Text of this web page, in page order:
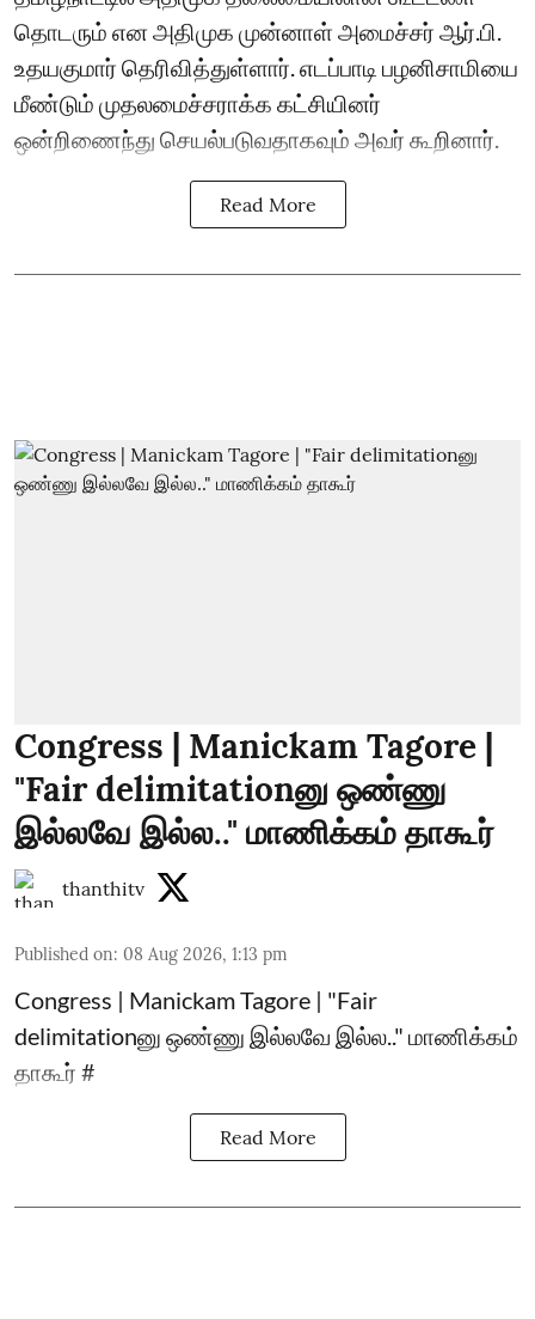
தொடரும் என அதிமுக முன்னாள் அமைச்சர் ஆர்.பி.
உதயகுமார் தெரிவித்துள்ளார். எடப்பாடி பழனிசாமியை
மீண்டும் முதலமைச்சராக்க கட்சியினர்
ஒன்றிணைந்து செயல்படுவதாகவும் அவர் கூறினார்.
Read More
Congress | Manickam Tagore |
"Fair delimitationனு ஒண்ணு
இல்லவே இல்ல.." மாணிக்கம் தாகூர்
thanthitv
Published on: 08 Aug 2026, 1:13 pm
Congress | Manickam Tagore | "Fair
delimitationனு ஒண்ணு இல்லவே இல்ல.." மாணிக்கம்
தாகூர் #
Read More